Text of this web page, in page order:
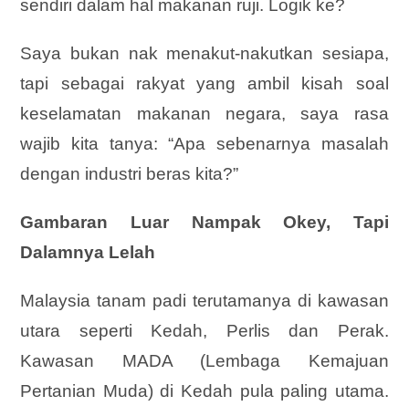
sendiri dalam hal makanan ruji. Logik ke?
Saya bukan nak menakut-nakutkan sesiapa,
tapi sebagai rakyat yang ambil kisah soal
keselamatan makanan negara, saya rasa
wajib kita tanya: “Apa sebenarnya masalah
dengan industri beras kita?”
Gambaran Luar Nampak Okey, Tapi
Dalamnya Lelah
Malaysia tanam padi terutamanya di kawasan
utara seperti Kedah, Perlis dan Perak.
Kawasan MADA (Lembaga Kemajuan
Pertanian Muda) di Kedah pula paling utama.